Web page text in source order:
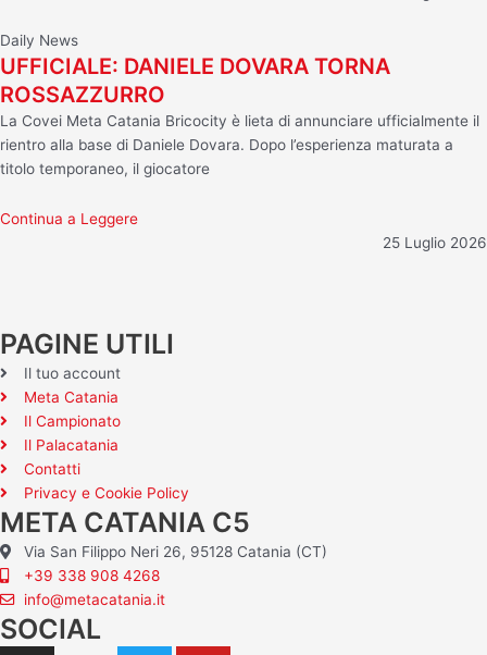
Daily News
UFFICIALE: DANIELE DOVARA TORNA
ROSSAZZURRO
La Covei Meta Catania Bricocity è lieta di annunciare ufficialmente il
rientro alla base di Daniele Dovara. Dopo l’esperienza maturata a
titolo temporaneo, il giocatore
Continua a Leggere
25 Luglio 2026
PAGINE UTILI
Il tuo account
Meta Catania
Il Campionato
Il Palacatania
Contatti
Privacy e Cookie Policy
META CATANIA C5
Via San Filippo Neri 26, 95128 Catania (CT)
+39 338 908 4268
info@metacatania.it
SOCIAL